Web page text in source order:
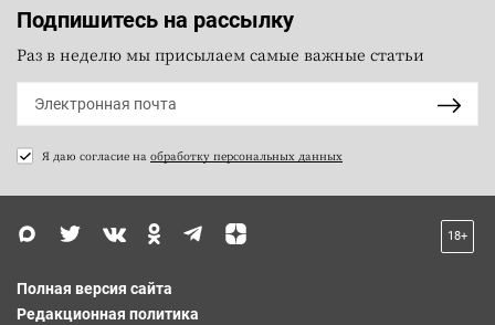
Подпишитесь на рассылку
Раз в неделю мы присылаем самые важные статьи
Я даю согласие на обработку персональных данных
18+
Полная версия сайта
Редакционная политика